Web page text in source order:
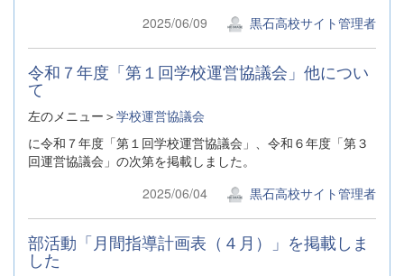
2025/06/09
黒石高校サイト管理者
令和７年度「第１回学校運営協議会」他につい
て
左のメニュー＞学校運営協議会
に令和７年度「第１回学校運営協議会」、令和６年度「第３
回運営協議会」の次第を掲載しました。
2025/06/04
黒石高校サイト管理者
部活動「月間指導計画表（４月）」を掲載しま
した